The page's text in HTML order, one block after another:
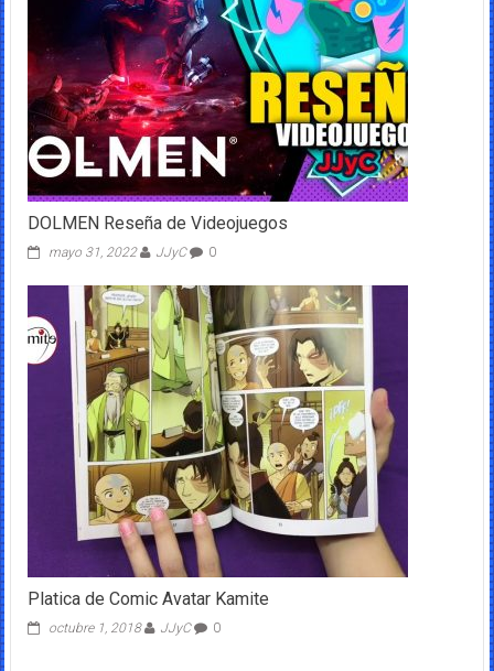
DOLMEN Reseña de Videojuegos
mayo 31, 2022 JJyC 0
Platica de Comic Avatar Kamite
octubre 1, 2018 JJyC 0